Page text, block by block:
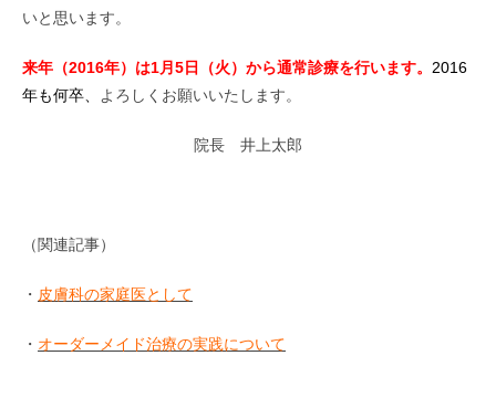
いと思います。
来年（2016年）は1月5日（火）から通常診療を行います。 2016
年も何卒、 よろしくお願いいたします。
院長 井上太郎
（関連記事）
・ 皮膚科の家庭医として
・ オーダーメイド治療の実践について